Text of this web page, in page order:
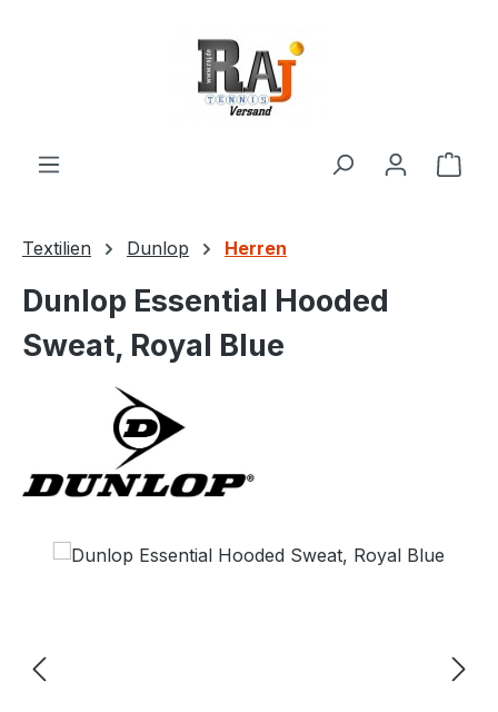
Textilien Dunlop Herren
Dunlop Essential Hooded
Sweat, Royal Blue
Bildergalerie überspringen